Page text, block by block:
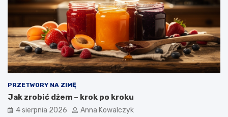
PRZETWORY NA ZIMĘ
Jak zrobić dżem – krok po kroku
4 sierpnia 2026 Anna Kowalczyk